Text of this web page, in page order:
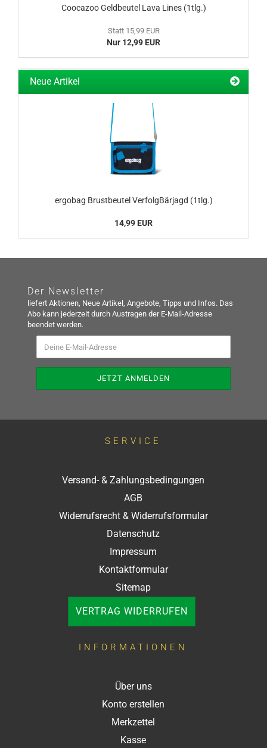
Coocazoo Geldbeutel Lava Lines (1tlg.)
Statt 15,99 EUR
Nur 12,99 EUR
Neue Artikel
ergobag Brustbeutel VerfolgBärjagd (1tlg.)
14,99 EUR
Der Newsletter
liefert Aktionen, Neue Artikel, Angebote, Tipps und Infos. Das
Abo kann jederzeit durch Austragen der E-Mail-Adresse
beendet werden.
SERVICE
Versand- & Zahlungsbedingungen
AGB
Widerrufsrecht & Widerrufsformular
Datenschutz
Impressum
Kontaktformular
Sitemap
VERTRAG WIDERRUFEN
INFORMATIONEN
Über uns
Konto erstellen
Merkzettel
Kasse